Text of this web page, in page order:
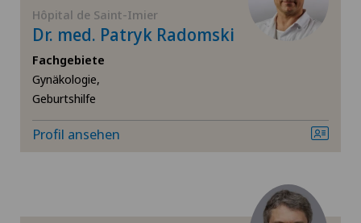
Anästhesiologie
Andrologie
Angiographie
Angiologie
Ärztezentrum Siloah Murten
Ärztezentrum Solothurn
Bellinzona
FR
VS
JU
Hôpital de Saint-Imier
Dr. med. Patryk Radomski
Fachgebiete
Gynäkologie,
Geburtshilfe
Profil ansehen